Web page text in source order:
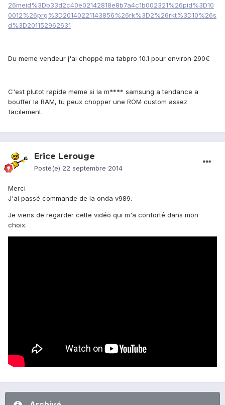
26meid%3Db33d2c40e02142818e8b7a4c1b002321%26pid%3D10
0012%26prg%3D20140221143856%26rk%3D2%26rkt%3D10%26s
d%3D201152962631
Du meme vendeur j'ai choppé ma tabpro 10.1 pour environ 290€
C'est plutot rapide meme si la m**** samsung a tendance a
bouffer la RAM, tu peux chopper une ROM custom assez
facilement.
Erice Lerouge
Posté(e) 22 septembre 2014
Merci
J'ai passé commande de la onda v989.
Je viens de regarder cette vidéo qui m'a conforté dans mon
choix.